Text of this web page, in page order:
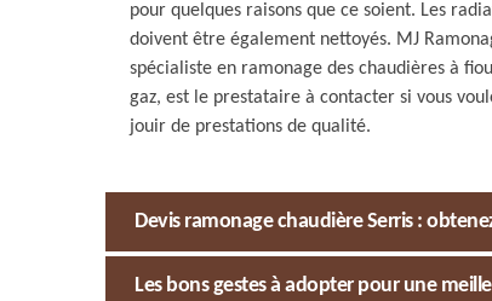
pour quelques raisons que ce soient. Les
doivent être également nettoyés. MJ
spécialiste en ramonage des chaudières à
gaz, est le prestataire à contacter si vous
jouir de prestations de qualité.
Devis ramonage chaudière Serris :
Les bons gestes à adopter pour une